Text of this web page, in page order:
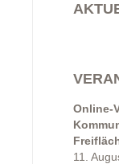
Online-
11.